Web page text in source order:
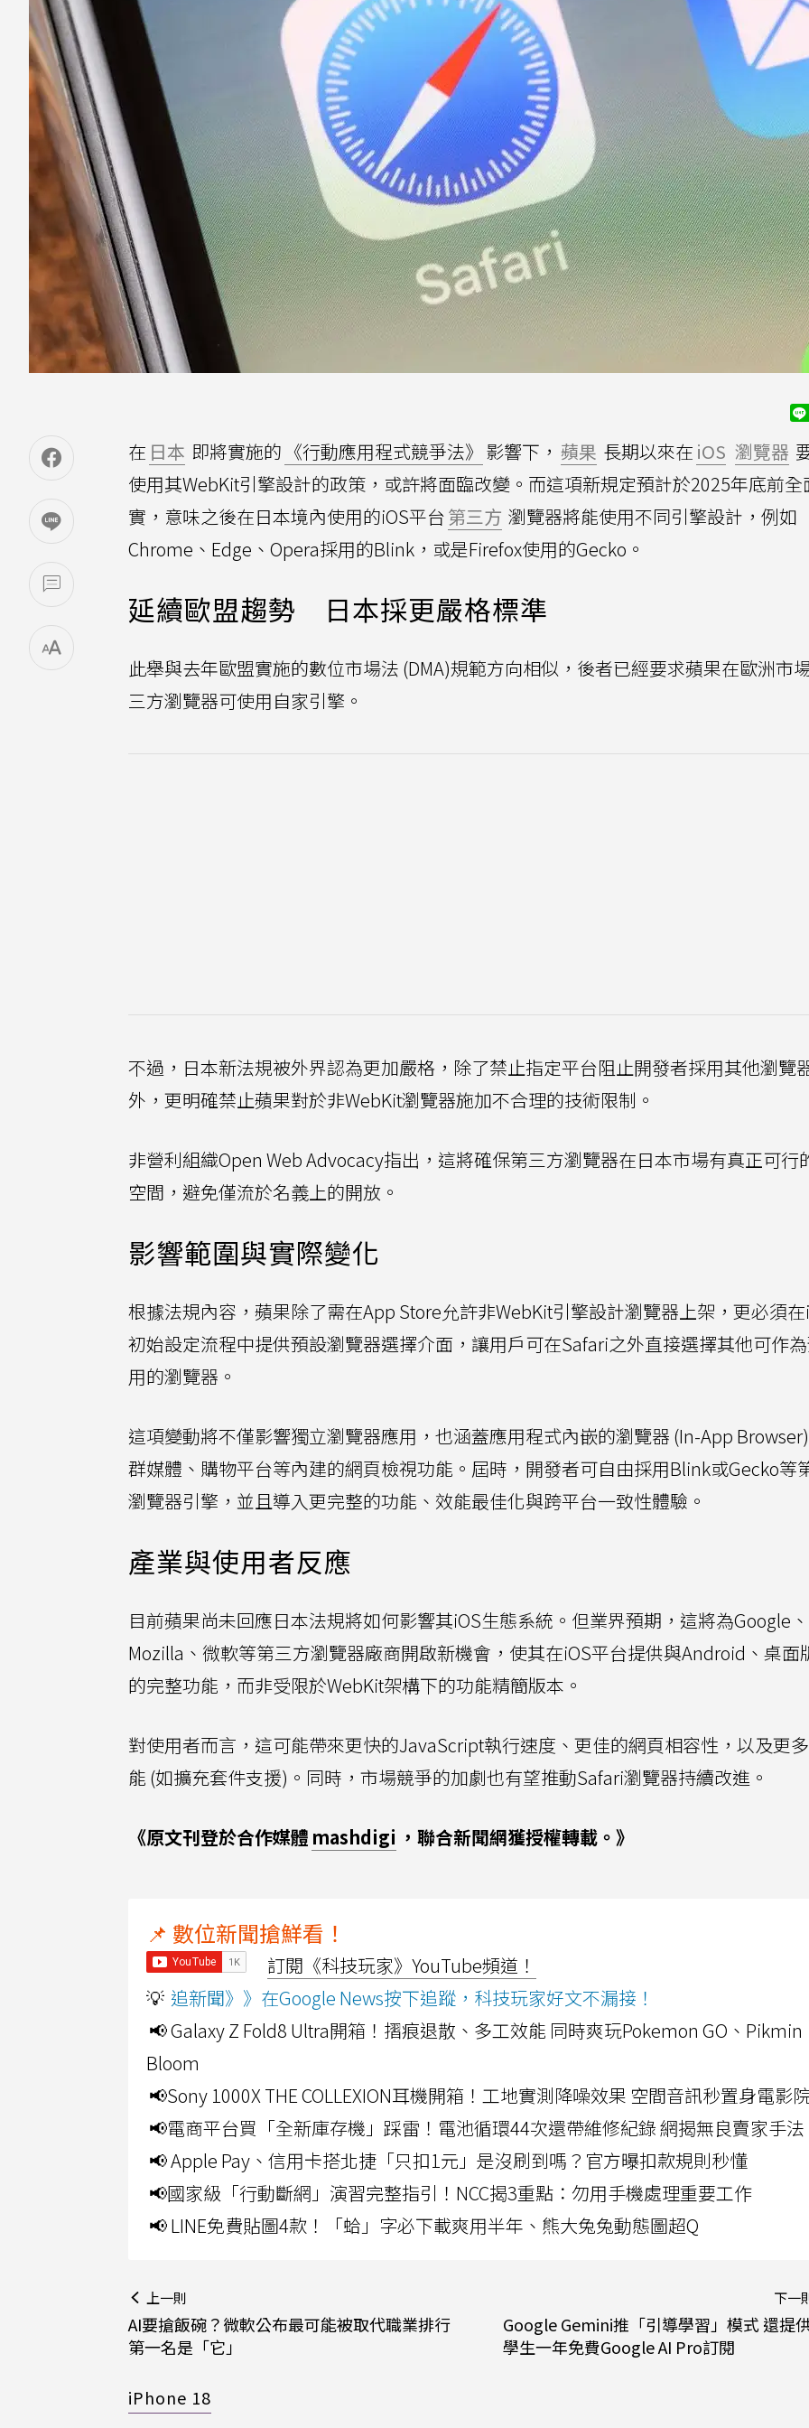
在 日本 即將實施的 《行動應用程式競爭法》 影響下， 蘋果 長期以來在 iOS 瀏覽器
使用其WebKit引擎設計的政策，或許將面臨改變。而這項新規定預計於2025年底前全
實，意味之後在日本境內使用的iOS平台第三方 瀏覽器將能使用不同引擎設計，例如
Chrome、Edge、Opera採用的Blink，或是Firefox使用的Gecko。
延續歐盟趨勢 日本採更嚴格標準
此舉與去年歐盟實施的數位市場法 (DMA)規範方向相似，後者已經要求蘋果在歐洲市
三方瀏覽器可使用自家引擎。
不過，日本新法規被外界認為更加嚴格，除了禁止指定平台阻止開發者採用其他瀏覽
外，更明確禁止蘋果對於非WebKit瀏覽器施加不合理的技術限制。
非營利組織Open Web Advocacy指出，這將確保第三方瀏覽器在日本市場有真正可行
空間，避免僅流於名義上的開放。
影響範圍與實際變化
根據法規內容，蘋果除了需在App Store允許非WebKit引擎設計瀏覽器上架，更必須
初始設定流程中提供預設瀏覽器選擇介面，讓用戶可在Safari之外直接選擇其他可作
用的瀏覽器。
這項變動將不僅影響獨立瀏覽器應用，也涵蓋應用程式內嵌的瀏覽器 (In-App
群媒體、購物平台等內建的網頁檢視功能。屆時，開發者可自由採用Blink或Gecko等
瀏覽器引擎，並且導入更完整的功能、效能最佳化與跨平台一致性體驗。
產業與使用者反應
目前蘋果尚未回應日本法規將如何影響其iOS生態系統。但業界預期，這將為Google、
Mozilla、微軟等第三方瀏覽器廠商開啟新機會，使其在iOS平台提供與Android、桌面
的完整功能，而非受限於WebKit架構下的功能精簡版本。
對使用者而言，這可能帶來更快的JavaScript執行速度、更佳的網頁相容性，以及更
能 (如擴充套件支援)。同時，市場競爭的加劇也有望推動Safari瀏覽器持續改進。
《原文刊登於合作媒體 mashdigi ，聯合新聞網獲授權轉載。》
📌 數位新聞搶鮮看！
訂閱《科技玩家》YouTube頻道！
💡 追新聞》》在Google News按下追蹤，科技玩家好文不漏接！
📢 Galaxy Z Fold8 Ultra開箱！摺痕退散、多工效能 同時爽玩Pokemon GO、Pikmin
Bloom
📢Sony 1000X THE COLLEXION耳機開箱！工地實測降噪效果 空間音訊秒置身電影
📢電商平台買「全新庫存機」踩雷！電池循環44次還帶維修紀錄 網揭無良賣家手法
📢 Apple Pay、信用卡搭北捷「只扣1元」是沒刷到嗎？官方曝扣款規則秒懂
📢國家級「行動斷網」演習完整指引！NCC揭3重點：勿用手機處理重要工作
📢 LINE免費貼圖4款！「蛤」字必下載爽用半年、熊大兔兔動態圖超Q
上一則
AI要搶飯碗？微軟公布最可能被取代職業排行
第一名是「它」
下一
Google Gemini推「引導學習」模式 還提
學生一年免費Google AI Pro訂閱
iPhone 18